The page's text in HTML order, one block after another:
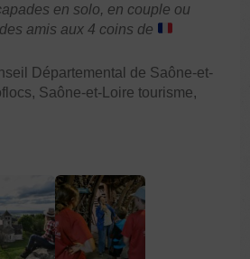
en solo, en couple ou
amis aux 4 coins de
Départemental de Saône-et-
Saône-et-Loire tourisme,